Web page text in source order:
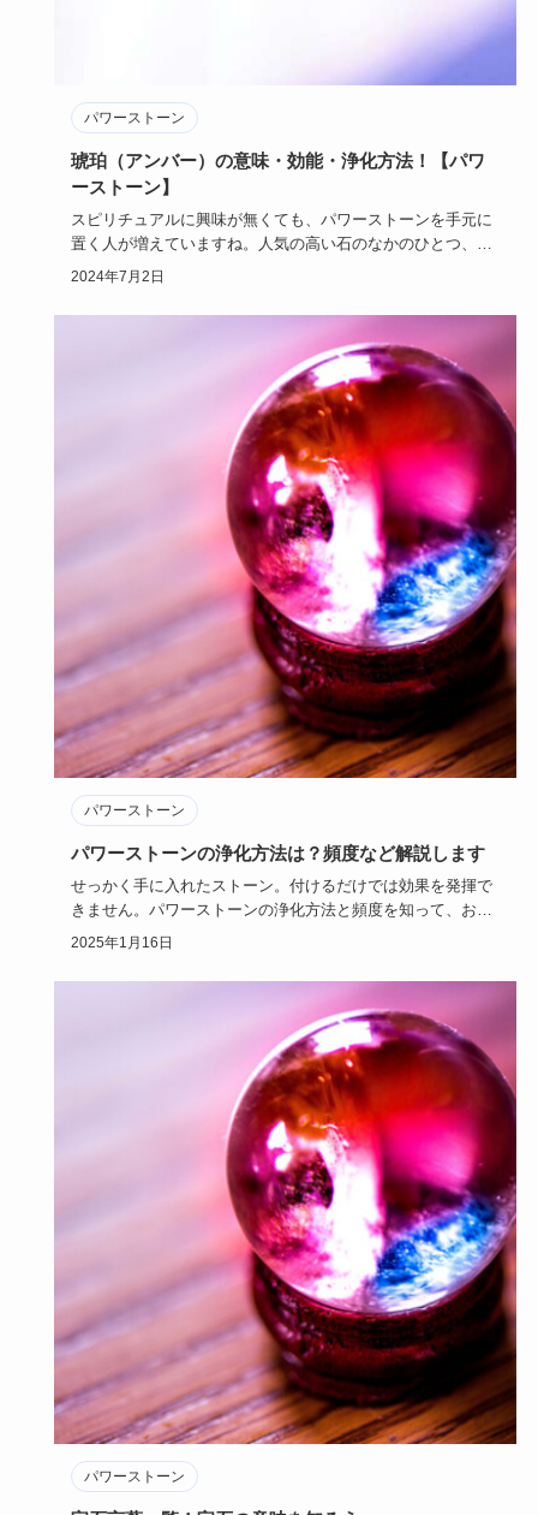
パワーストーン
琥珀（アンバー）の意味・効能・浄化方法！【パワ
ーストーン】
スピリチュアルに興味が無くても、パワーストーンを手元に
置く人が増えていますね。人気の高い石のなかのひとつ、琥
珀がもつ意味は…
2024年7月2日
パワーストーン
パワーストーンの浄化方法は？頻度など解説します
せっかく手に入れたストーン。付けるだけでは効果を発揮で
きません。パワーストーンの浄化方法と頻度を知って、お手
入れすることで…
2025年1月16日
パワーストーン